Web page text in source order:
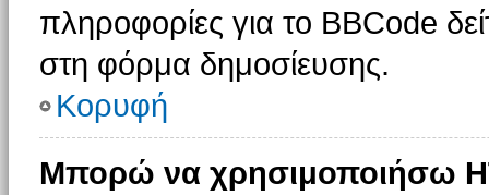
πληροφορίες για το BBCode
στη φόρμα δημοσίευσης.
Κορυφή
Μπορώ να χρησιμοποιήσω